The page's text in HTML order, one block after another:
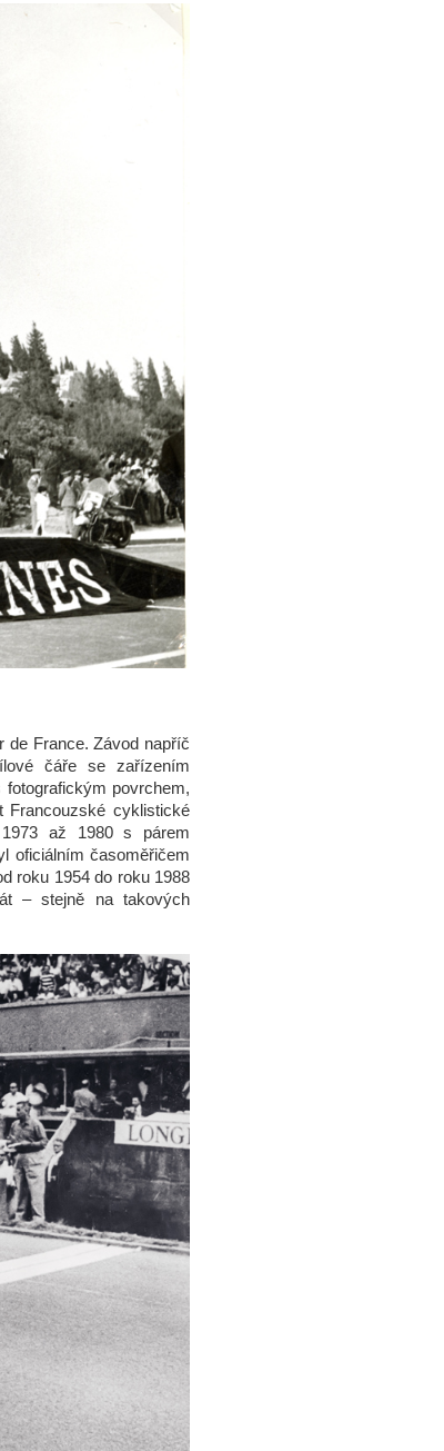
de France. Závod napříč
čáře se zařízením
povrchem,
Francouzské cyklistické
až 1980 s párem
oficiálním časoměřičem
roku 1954 do roku 1988
– stejně na takových